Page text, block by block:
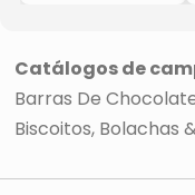
Catálogos de
Barras De
Biscoitos, Bolachas